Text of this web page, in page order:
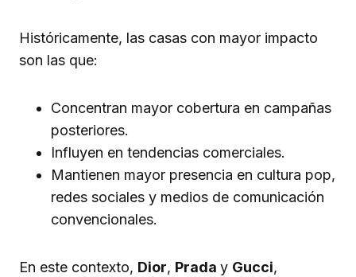
Históricamente, las casas con mayor impacto
son las que:
Concentran mayor cobertura en campañas
posteriores.
Influyen en tendencias comerciales.
Mantienen mayor presencia en cultura pop,
redes sociales y medios de comunicación
convencionales.
En este contexto, Dior, Prada y Gucci,